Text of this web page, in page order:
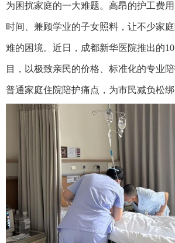
为困扰家庭的一大难题。高昂的护工费
时间、兼顾学业的子女照料，让不少家
难的困境。近日，成都新华医院推出的
目，以极致亲民的价格、标准化的专业
普通家庭住院陪护痛点，为市民减负松绑